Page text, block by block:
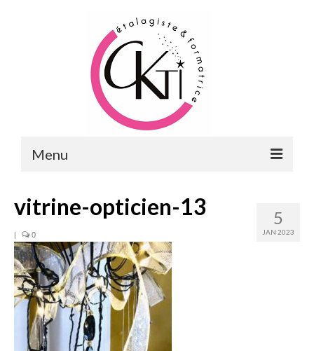
Menu
FORMATIONS
FORMATIONS DU POINT DE VENTE
MERCHANDISING & VITRINES
FORMATIONS RH
FORMATIONS DE FORMATEURS
5
JAN 2023
vitrine-opticien-13
| 0